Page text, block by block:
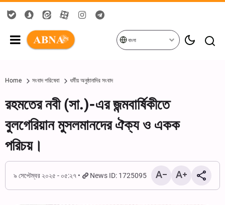
বাংলা
Home সংবাদ পরিষেবা ধর্মীয় অনুষ্ঠানাদির সংবাদ
রহমতের নবী (সা.)-এর জন্মবার্ষিকীতে
বুলগেরিয়ান মুসলমানদের ঐক্য ও একক
পরিচয়।
৯ সেপ্টেম্বর ২০২৫ - ০৫:২৭ News ID: 1725095